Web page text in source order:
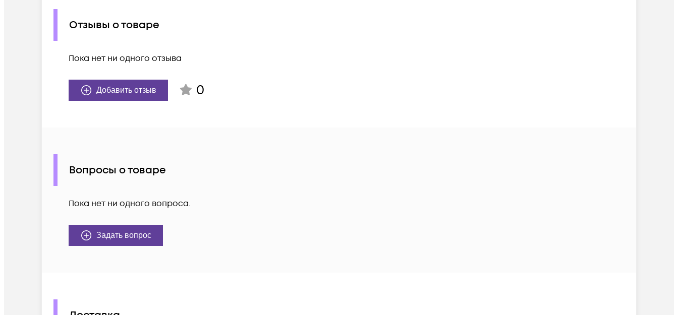
Отзывы о товаре
Пока нет ни одного отзыва
Добавить отзыв 0
Вопросы о товаре
Пока нет ни одного вопроса.
Задать вопрос